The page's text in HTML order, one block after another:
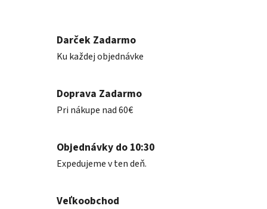
Darček Zadarmo
Ku každej objednávke
Doprava Zadarmo
Pri nákupe nad 60€
Objednávky do 10:30
Expedujeme v ten deň.
Veľkoobchod